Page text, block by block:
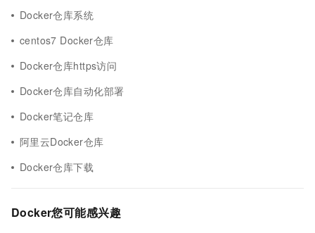
Docker仓库系统
centos7 Docker仓库
Docker仓库https访问
Docker仓库自动化部署
Docker笔记仓库
阿里云Docker仓库
Docker仓库下载
Docker您可能感兴趣